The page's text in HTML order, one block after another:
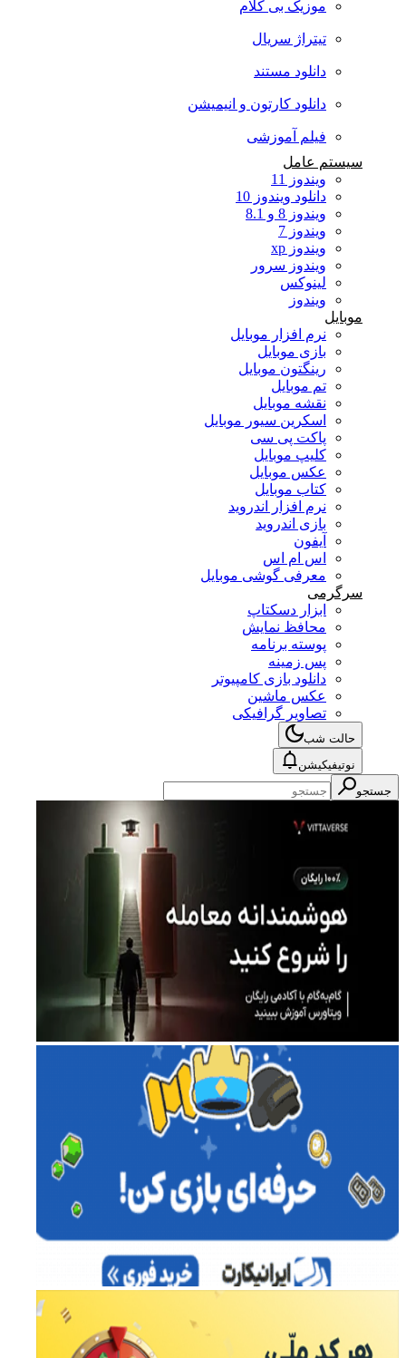
موزیک بی کلام
تیتراژ سریال
دانلود مستند
دانلود کارتون و انیمیشن
فیلم آموزشی
سیستم عامل
ویندوز 11
دانلود ویندوز 10
ویندوز 8 و 8.1
ویندوز 7
ویندوز xp
ویندوز سرور
لینوکس
ویندوز
موبایل
نرم افزار موبایل
بازی موبایل
رینگتون موبایل
تم موبایل
نقشه موبایل
اسکرین سیور موبایل
پاکت پی سی
کلیپ موبایل
عکس موبایل
کتاب موبایل
نرم افزار اندروید
بازی اندروید
آیفون
اس ام اس
معرفی گوشی موبایل
سرگرمی
ابزار دسکتاپ
محافظ نمایش
پوسته برنامه
پس زمینه
دانلود بازی کامپیوتر
عکس ماشین
تصاویر گرافیکی
حالت شب
نوتیفیکیشن
جستجو